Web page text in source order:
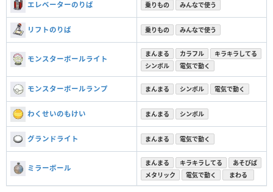
エレベーターのりば 乗りもの みんなで使う
リフトのりば 乗りもの みんなで使う
モンスターボールライト
まんまる カラフル
キラキラしてる
シンボル
電気で動く
モンスターボールランプ まんまる シンボル 電気で動く
わくせいのもけい まんまる シンボル
グランドライト まんまる 電気で動く
ミラーボール
まんまる キラキラしてる
あそびば
メタリック
電気で動く まわる